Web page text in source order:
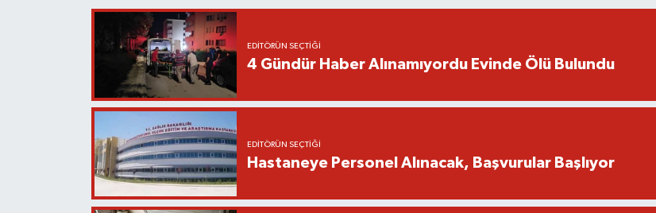
EDITÖRÜN SEÇTIĞI
4 Gündür Haber Alınamıyordu Evinde Ölü Bulundu
EDITÖRÜN SEÇTIĞI
Hastaneye Personel Alınacak, Başvurular Başlıyor